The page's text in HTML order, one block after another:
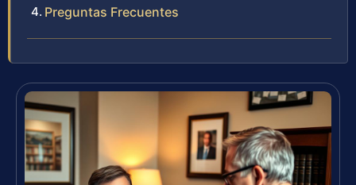
Preguntas Frecuentes